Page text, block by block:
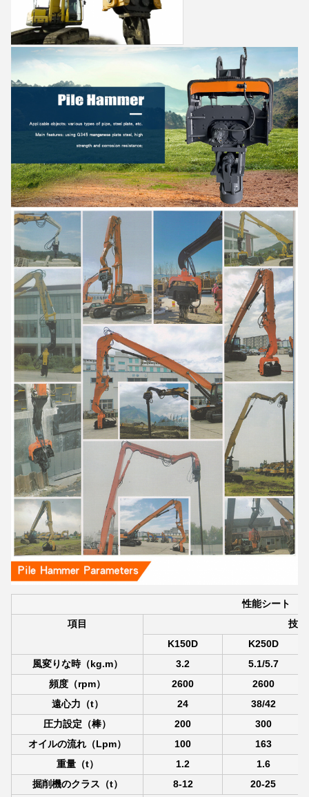
性能シート
項目
技
K150D
K250D
風変りな時（kg.m）
3.2
5.1/5.7
頻度（rpm）
2600
2600
遠心力（t）
24
38/42
圧力設定（棒）
200
300
オイルの流れ（Lpm）
100
163
重量（t）
1.2
1.6
掘削機のクラス（t）
8-12
20-25